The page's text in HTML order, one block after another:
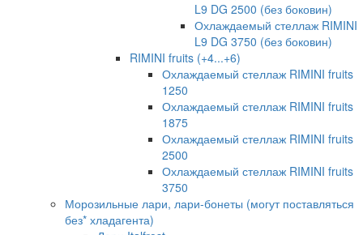
L9 DG 2500 (без боковин)
Охлаждаемый стеллаж RIMINI
L9 DG 3750 (без боковин)
RIMINI fruits (+4...+6)
Охлаждаемый стеллаж RIMINI fruits
1250
Охлаждаемый стеллаж RIMINI fruits
1875
Охлаждаемый стеллаж RIMINI fruits
2500
Охлаждаемый стеллаж RIMINI fruits
3750
Морозильные лари, лари-бонеты (могут поставляться
без* хладагента)